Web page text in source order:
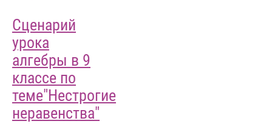
Сценарий
урока
алгебры в 9
классе по
теме"Нестрогие
неравенства"